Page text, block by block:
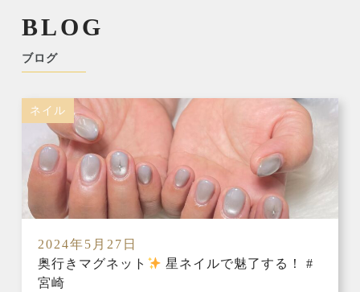
BLOG
ブログ
ネイル
2024年5月27日
奥行きマグネット
星ネイルで魅了する！ #
宮崎